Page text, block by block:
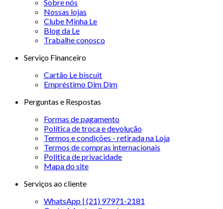
Sobre nós
Nossas lojas
Clube Minha Le
Blog da Le
Trabalhe conosco
Serviço Financeiro
Cartão Le biscuit
Empréstimo Dim Dim
Perguntas e Respostas
Formas de pagamento
Política de troca e devolução
Termos e condições - retirada na Loja
Termos de compras internacionais
Politica de privacidade
Mapa do site
Serviços ao cliente
WhatsApp | (21) 97971-2181